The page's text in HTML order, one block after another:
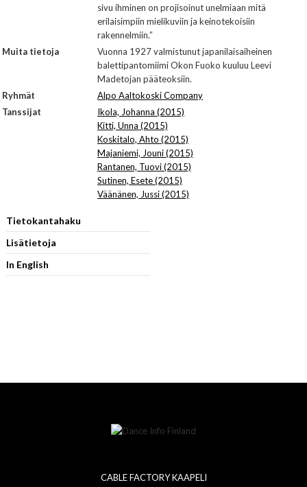
sivu ihminen on projisoinut unelmiaan mitä
erilaisimpiin mielikuviin ja keinotekoisiin
rakennelmiin.”
Muita tietoja
Vuonna 1927 valmistunut japanilaisaiheinen
balettipantomiimi Okon Fuoko kuuluu Leevi
Madetojan pääteoksiin.
Ryhmät
Alpo Aaltokoski Company
Tanssijat
Ikola, Johanna (2015)
Kitti, Unna (2015)
Koskitalo, Ahto (2015)
Majaniemi, Jouni (2015)
Rantanen, Tuovi (2015)
Sutinen, Esete (2015)
Väänänen, Jussi (2015)
Tietokantahaku
Lisätietoja
In English
CABLE FACTORY KAAPELI